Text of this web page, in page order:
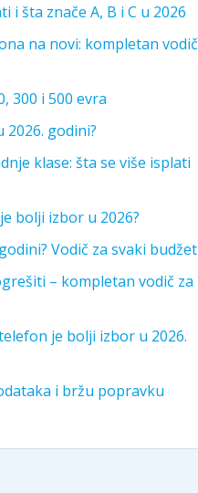
šta znače A, B i C u 2026
na novi: kompletan vodič
300 i 500 evra
godini?
klase: šta se više isplati
bolji izbor u 2026?
Vodič za svaki budžet
– kompletan vodič za
je bolji izbor u 2026.
i bržu popravku